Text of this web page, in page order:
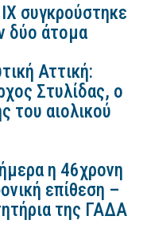
συγκρούστηκε
δύο άτομα
Αττική:
Στυλίδας, ο
του αιολικού
η 46χρονη
επίθεση –
της ΓΑΔΑ